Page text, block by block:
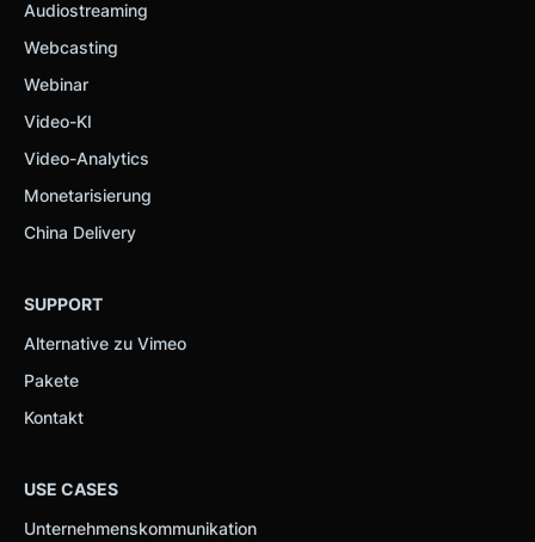
Audiostreaming
Webcasting
Webinar
Video-KI
Video-Analytics
Monetarisierung
China Delivery
SUPPORT
Alternative zu Vimeo
Pakete
Kontakt
USE CASES
Unternehmenskommunikation